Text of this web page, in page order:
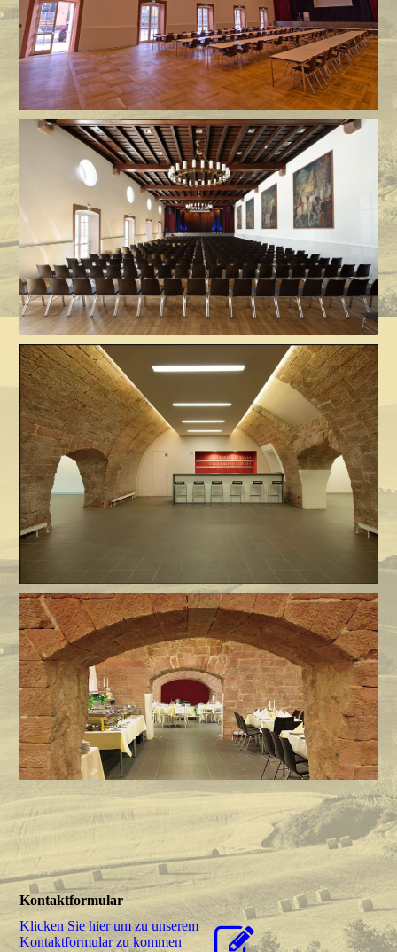
Kontaktformular
Klicken Sie hier um zu unserem
Kon­takt­for­mu­lar zu kommen